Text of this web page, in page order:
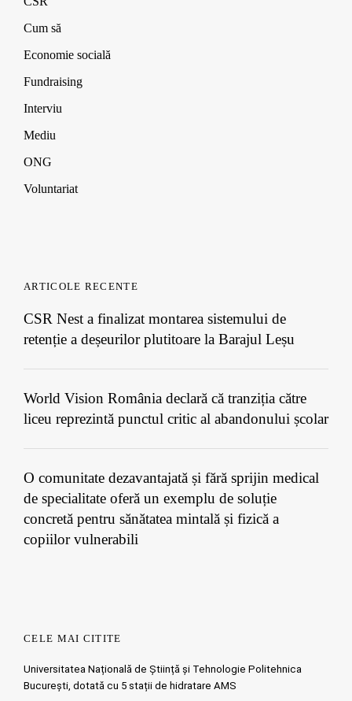
d
o
w
Cum să
Economie socială
Fundraising
Interviu
Mediu
ONG
Voluntariat
ARTICOLE RECENTE
CSR Nest a finalizat montarea sistemului de
retenție a deșeurilor plutitoare la Barajul Leșu
World Vision România declară că tranziția către
liceu reprezintă punctul critic al abandonului școlar
O comunitate dezavantajată și fără sprijin medical
de specialitate oferă un exemplu de soluție
concretă pentru sănătatea mintală și fizică a
copiilor vulnerabili
CELE MAI CITITE
Universitatea Națională de Știință și Tehnologie Politehnica
București, dotată cu 5 stații de hidratare AMS